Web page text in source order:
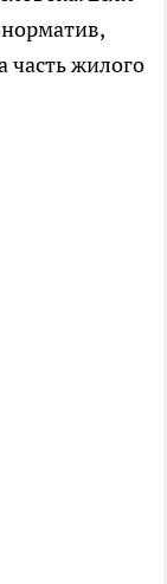
часть жилого